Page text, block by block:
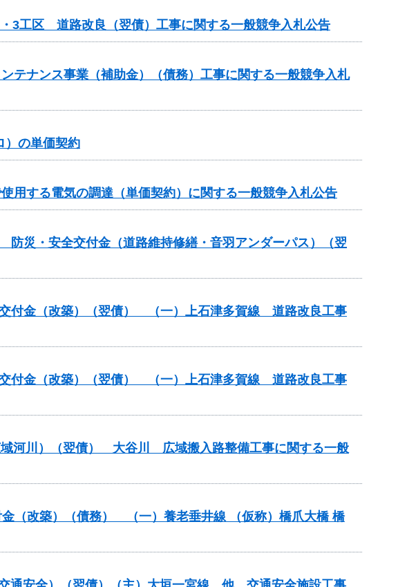
3工区 道路改良（翌債）工事に関する一般競争入札公告
ナンス事業（補助金）（債務）工事に関する一般競争入札
）の単価契約
する電気の調達（単価契約）に関する一般競争入札公告
災・安全交付金（道路維持修繕・音羽アンダーパス）（翌
付金（改築）（翌債） （一）上石津多賀線 道路改良工事
付金（改築）（翌債） （一）上石津多賀線 道路改良工事
河川）（翌債） 大谷川 広域搬入路整備工事に関する一般
（改築）（債務） （一）養老垂井線 （仮称）橋爪大橋 橋